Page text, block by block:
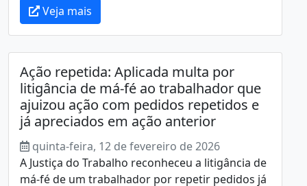
Veja mais
Ação repetida: Aplicada multa por
litigância de má-fé ao trabalhador que
ajuizou ação com pedidos repetidos e
já apreciados em ação anterior
quinta-feira, 12 de fevereiro de 2026
A Justiça do Trabalho reconheceu a litigância de
má-fé de um trabalhador por repetir pedidos já